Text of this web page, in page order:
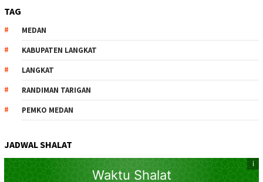
TAG
MEDAN
KABUPATEN LANGKAT
LANGKAT
RANDIMAN TARIGAN
PEMKO MEDAN
JADWAL SHALAT